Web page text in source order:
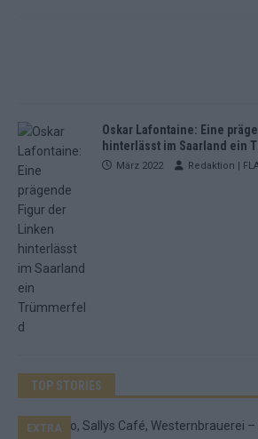
Oskar Lafontaine: Eine
hinterlässt im Saarland ein
März 2022 Redaktion |
TOP STORIES
EXTRA